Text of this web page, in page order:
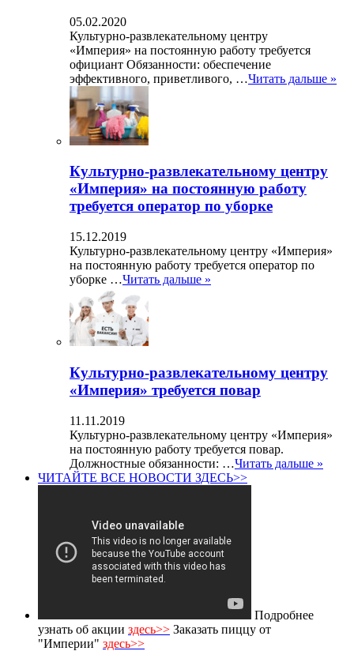
05.02.2020
Культурно-развлекательному центру
«Империя» на постоянную работу требуется
официант Обязанности: обеспечение
эффективного, приветливого, …Читать дальше »
Культурно-развлекательному центру
«Империя» на постоянную работу
требуется оператор по уборке
15.12.2019
Культурно-развлекательному центру «Империя»
на постоянную работу требуется оператор по
уборке …Читать дальше »
Культурно-развлекательному центру
«Империя» требуется повар
11.11.2019
Культурно-развлекательному центру «Империя»
на постоянную работу требуется повар.
Должностные обязанности: …Читать дальше »
ЧИТАЙТЕ ВСЕ НОВОСТИ ЗДЕСЬ>>
Подробнее
узнать об акции здесь>> Заказать пиццу от
"Империи" здесь>>